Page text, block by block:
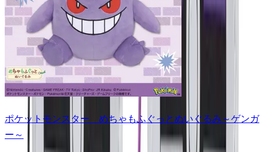
ポケットモンスター めちゃもふぐっとぬいぐるみ～ゲンガ
ー～